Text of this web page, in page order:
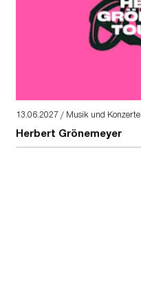
13.06.2027 / Musik und Konzerte
Herbert Grönemeyer